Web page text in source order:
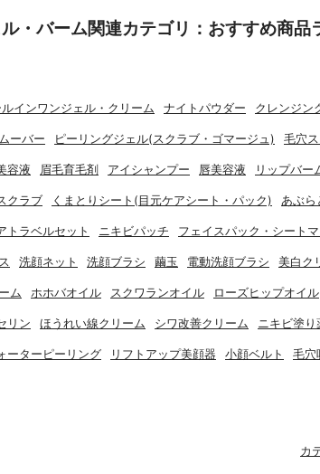
・バーム関連カテゴリ：おすすめ商品
ルインワンジェル・クリーム ナイトパウダー クレンジン
ーバー ピーリングジェル(スクラブ・ゴマージュ) 毛穴
容液 眉毛育毛剤 アイシャンプー 唇美容液 リップバー
クラブ くまとりシート(目元ケアシート・パック) あぶら
トラベルセット ニキビパッチ フェイスパック・シート
洗顔ネット 洗顔ブラシ 繭玉 電動洗顔ブラシ 美白ク
ム ホホバオイル スクワランオイル ローズヒップオイル
リン ほうれい線クリーム シワ改善クリーム ニキビ塗り
ーターピーリング リフトアップ美顔器 小顔ベルト 毛穴
カ